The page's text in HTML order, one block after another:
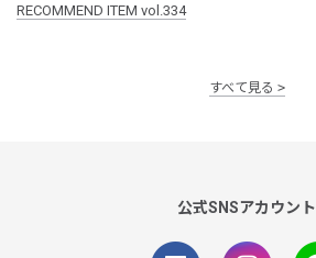
RECOMMEND ITEM vol.334
すべて見る
公式SNSアカウント